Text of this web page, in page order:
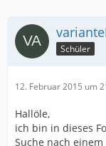
Schüler
12. Februar 2015 um
Hallöle,
ich bin in dieses
Suche nach